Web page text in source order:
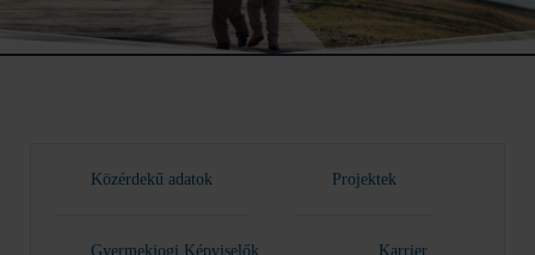
Közérdekű adatok Projektek
Gyermekjogi Képviselők Karrier